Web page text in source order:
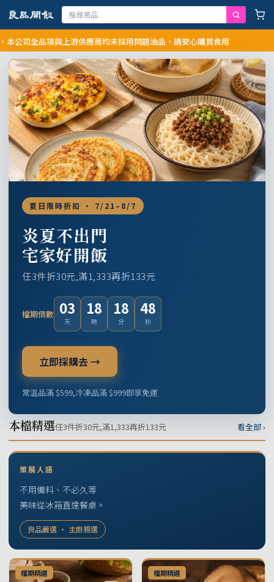
全品項與上游供應商均未採用問題油品，請安心購買食用
夏日限時折扣 · 7/21–8/7
炎夏不出門
宅家好開飯
任3件折30元,滿1,333再折133元
檔期倒數 03
天
18
時
18
分
47
秒
立即採購去 →
常溫品滿 $599,冷凍品滿 $999即享免運
本檔精選任3件折30元,滿1,333再折133元 看全部 ›
策展人語
不用備料、不必久等
美味從冰箱直達餐桌。
良品嚴選 · 主廚親選
檔期精選 檔期精選